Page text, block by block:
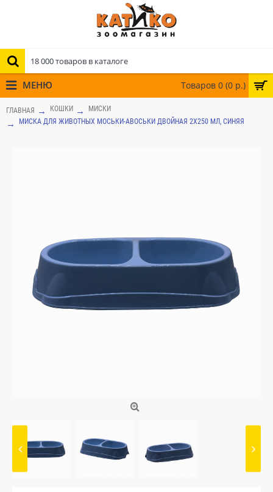
Товаров 0 (0 р.)
МЕНЮ
ГЛАВНАЯ КОШКИ
МИСКИ
МИСКА ДЛЯ ЖИВОТНЫХ МОСЬКИ-АВОСЬКИ ДВОЙНАЯ 2Х250 МЛ, СИНЯЯ